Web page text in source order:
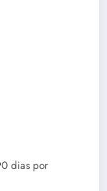
dias por